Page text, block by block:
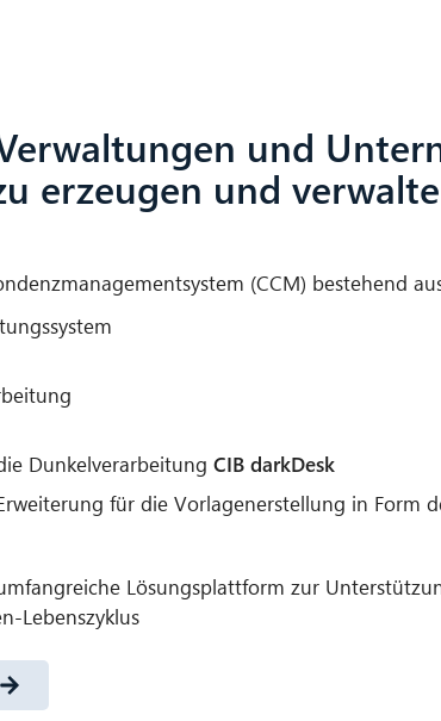
und
erzeugen und
(CCM) bestehend
Dunkelverarbeitung CIB darkDesk
für die Vorlagenerstellung in Form
Lösungsplattform zur
Lebenszyklus